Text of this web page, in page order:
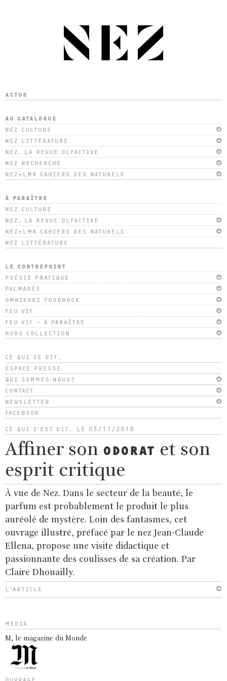
ACTUS
AU CATALOGUE
NEZ CULTURE
NEZ LITTÉRATURE
NEZ, LA REVUE OLFACTIVE
NEZ RECHERCHE
NEZ+LMR CAHIERS DES NATURELS
À PARAÎTRE
NEZ CULTURE
NEZ, LA REVUE OLFACTIVE
NEZ+LMR CAHIERS DES NATURELS
NEZ LITTÉRATURE
LE CONTREPOINT
POÉSIE PRATIQUE
PALMARÈS
OMNIVORE FOODBOOK
FEU VIF
FEU VIF – À PARAÎTRE
HORS COLLECTION
CE QUI SE DIT…
ESPACE PRESSE
QUI SOMMES-NOUS?
CONTACT
NEWSLETTER
FACEBOOK
CE QUI S’EST DIT… LE 03/11/2018
Affiner son ODORAT et son
esprit critique
À vue de Nez. Dans le secteur de la beauté, le
parfum est probablement le produit le plus
auréolé de mystère. Loin des fantasmes, cet
ouvrage illustré, préfacé par le nez Jean-Claude
Ellena, propose une visite didactique et
passionnante des coulisses de sa création. Par
Claire Dhouailly.
L'ARTICLE
MEDIA
M, le magazine du Monde